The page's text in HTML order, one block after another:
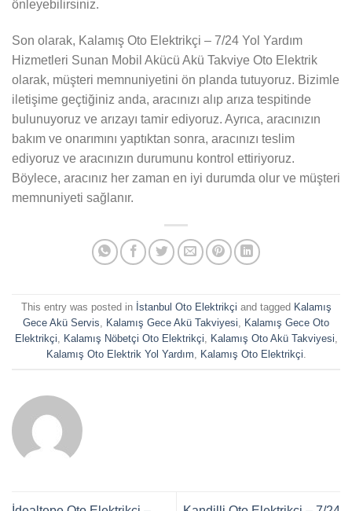
önleyebilirsiniz.
Son olarak, Kalamış Oto Elektrikçi – 7/24 Yol Yardım
Hizmetleri Sunan Mobil Akücü Akü Takviye Oto Elektrik
olarak, müşteri memnuniyetini ön planda tutuyoruz. Bizimle
iletişime geçtiğiniz anda, aracınızı alıp arıza tespitinde
bulunuyoruz ve arızayı tamir ediyoruz. Ayrıca, aracınızın
bakım ve onarımını yaptıktan sonra, aracınızı teslim
ediyoruz ve aracınızın durumunu kontrol ettiriyoruz.
Böylece, aracınız her zaman en iyi durumda olur ve müşteri
memnuniyeti sağlanır.
This entry was posted in İstanbul Oto Elektrikçi and tagged Kalamış
Gece Akü Servis, Kalamış Gece Akü Takviyesi, Kalamış Gece Oto
Elektrikçi, Kalamış Nöbetçi Oto Elektrikçi, Kalamış Oto Akü Takviyesi,
Kalamış Oto Elektrik Yol Yardım, Kalamış Oto Elektrikçi.